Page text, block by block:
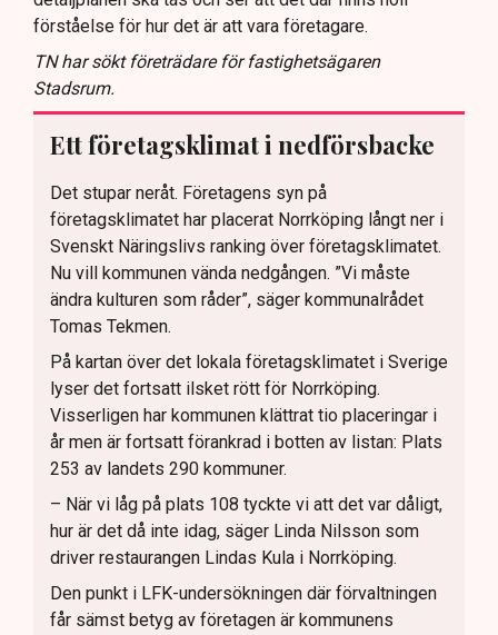
förståelse för hur det är att vara företagare.
TN har sökt företrädare för fastighetsägaren
Stadsrum.
Ett företagsklimat i nedförsbacke
Det stupar neråt. Företagens syn på
företagsklimatet har placerat Norrköping långt ner i
Svenskt Näringslivs ranking över företagsklimatet.
Nu vill kommunen vända nedgången. ”Vi måste
ändra kulturen som råder”, säger kommunalrådet
Tomas Tekmen.
På kartan över det lokala företagsklimatet i Sverige
lyser det fortsatt ilsket rött för Norrköping.
Visserligen har kommunen klättrat tio placeringar i
år men är fortsatt förankrad i botten av listan: Plats
253 av landets 290 kommuner.
– När vi låg på plats 108 tyckte vi att det var dåligt,
hur är det då inte idag, säger Linda Nilsson som
driver restaurangen Lindas Kula i Norrköping.
Den punkt i LFK-undersökningen där förvaltningen
får sämst betyg av företagen är kommunens